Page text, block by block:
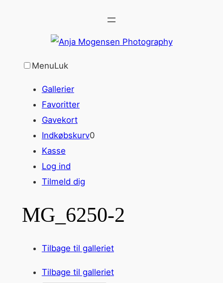
MenuLuk
Gallerier
Favoritter
Gavekort
Indkøbskurv0
Kasse
Log ind
Tilmeld dig
MG_6250-2
Tilbage til galleriet
Tilbage til galleriet